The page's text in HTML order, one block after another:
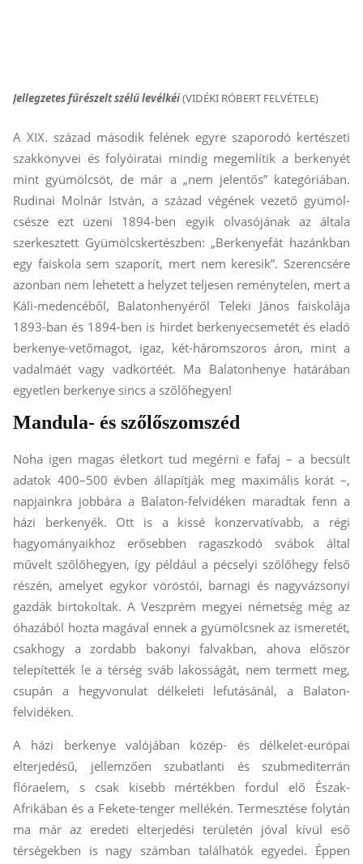
Jellegzetes fűrészelt szélű levélkéi(VIDÉKI RÓBERT FELVÉTELE)
A XIX. század második felének egyre szaporodó kertészeti
szakkönyvei és folyóiratai mindig megemlítik a berkenyét
mint gyümölcsöt, de már a „nem jelentős” kategóriában.
Rudinai Molnár István, a század végének vezető gyümöl-
csésze ezt üzeni 1894-ben egyik olvasójának az általa
szerkesztett Gyümölcskertészben: „Berkenyefát hazánkban
egy faiskola sem szaporít, mert nem keresik”. Szerencsére
azonban nem lehetett a helyzet teljesen reménytelen, mert a
Káli-medencéből, Balatonhenyéről Teleki János faiskolája
1893-ban és 1894-ben is hirdet berkenyecsemetét és eladó
berkenye-vetőmagot, igaz, két-háromszoros áron, mint a
vadalmáét vagy vadkörtéét. Ma Balatonhenye határában
egyetlen berkenye sincs a szőlőhegyen!
Mandula- és szőlőszomszéd
Noha igen magas életkort tud megérni e fafaj – a becsült
adatok 400–500 évben állapítják meg maximális korát –,
napjainkra jobbára a Balaton-felvidéken maradtak fenn a
házi berkenyék. Ott is a kissé konzervatívabb, a régi
hagyományaikhoz erősebben ragaszkodó svábok által
művelt szőlőhegyen, így például a pécselyi szőlőhegy felső
részén, amelyet egykor vöröstói, barnagi és nagyvázsonyi
gazdák birtokoltak. A Veszprém megyei németség még az
óhazából hozta magával ennek a gyümölcsnek az ismeretét,
csakhogy a zordabb bakonyi falvakban, ahova először
telepítették le a térség sváb lakosságát, nem termett meg,
csupán a hegyvonulat délkeleti lefutásánál, a Balaton-
felvidéken.
A házi berkenye valójában közép- és délkelet-európai
elterjedésű, jellemzően szubatlanti és szubmediterrán
flóraelem, s csak kisebb mértékben fordul elő Észak-
Afrikában és a Fekete-tenger mellékén. Termesztése folytán
ma már az eredeti elterjedési területén jóval kívül eső
térségekben is nagy számban találhatók egyedei. Éppen